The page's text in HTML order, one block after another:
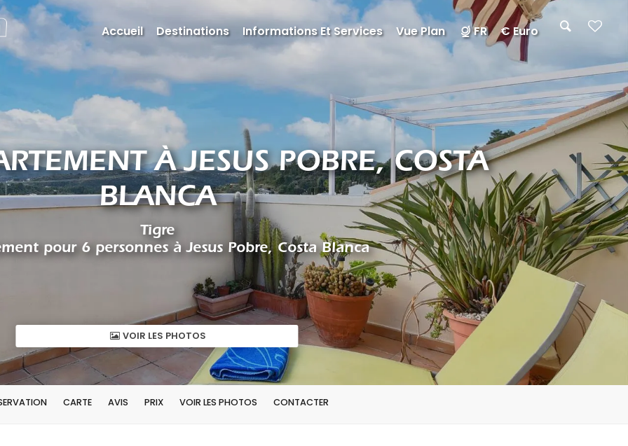
À JESUS POBRE, COSTA
BLANCA
Tigre
pour 6 personnes à Jesus Pobre, Costa Blanca
VOIR LES PHOTOS
CARTE AVIS PRIX VOIR LES PHOTOS CONTACTER
Accueil Destinations Informations Et Services Vue Plan FR € Euro